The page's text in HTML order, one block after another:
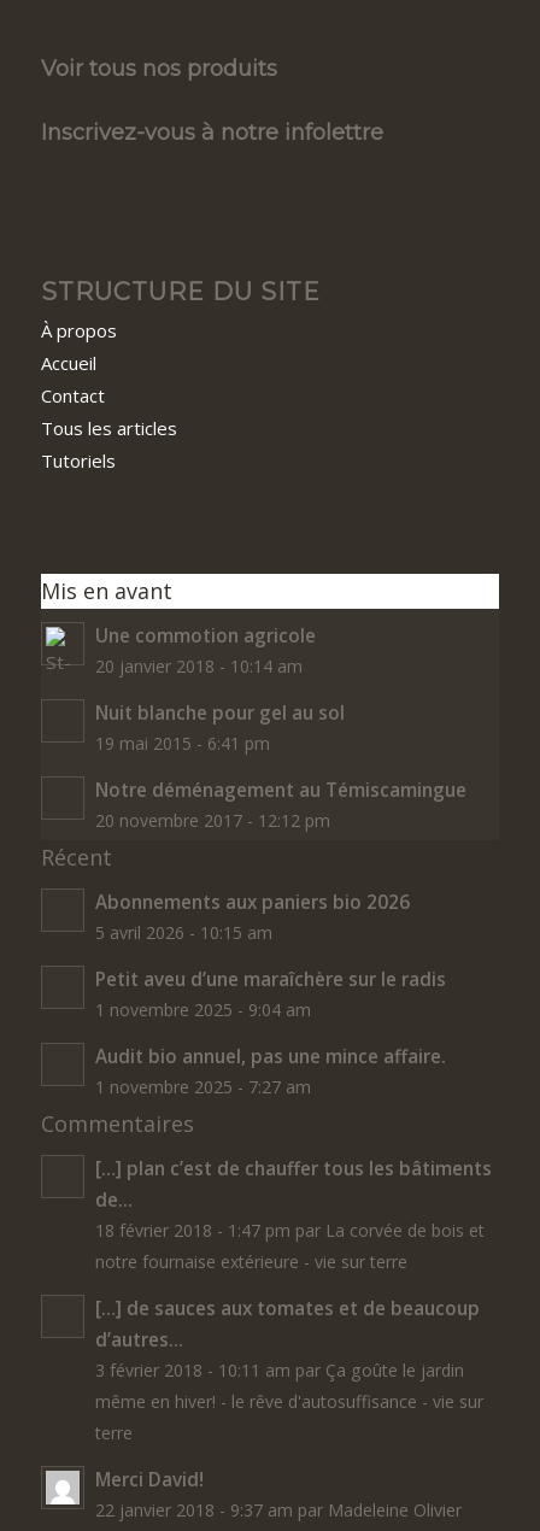
Voir tous nos produits
Inscrivez-vous à notre infolettre
STRUCTURE DU SITE
À propos
Accueil
Contact
Tous les articles
Tutoriels
Mis en avant
Une commotion agricole
20 janvier 2018 - 10:14 am
Nuit blanche pour gel au sol
19 mai 2015 - 6:41 pm
Notre déménagement au Témiscamingue
20 novembre 2017 - 12:12 pm
Récent
Abonnements aux paniers bio 2026
5 avril 2026 - 10:15 am
Petit aveu d’une maraîchère sur le radis
1 novembre 2025 - 9:04 am
Audit bio annuel, pas une mince affaire.
1 novembre 2025 - 7:27 am
Commentaires
[…] plan c’est de chauffer tous les bâtiments
de...
18 février 2018 - 1:47 pm par La corvée de bois et
notre fournaise extérieure - vie sur terre
[…] de sauces aux tomates et de beaucoup
d’autres...
3 février 2018 - 10:11 am par Ça goûte le jardin
même en hiver! - le rêve d'autosuffisance - vie sur
terre
Merci David!
22 janvier 2018 - 9:37 am par Madeleine Olivier